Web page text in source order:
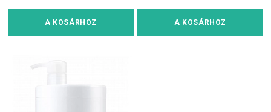
A KOSÁRHOZ A KOSÁRHOZ